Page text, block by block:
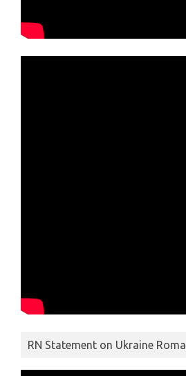
RN Statement on Ukraine Roma